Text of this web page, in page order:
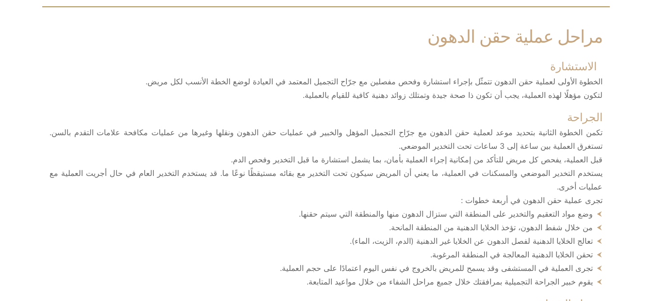
مراحل عملية حقن الدهون
الاستشارة
الخطوة الأولى لعملية حقن الدهون تتمثّل بإجراء استشارة وفحص مفصلين مع جرّاح التجميل المعتمد في العيادة لوضع الخطة الأنسب لكل مريض.
لتكون مؤهلًا لهذه العملية، يجب أن تكون ذا صحة جيدة وتمتلك زوائد دهنية كافية للقيام بالعملية.
الجراحة
تكمن الخطوة الثانية بتحديد موعد لعملية حقن الدهون مع جرّاح التجميل المؤهل والخبير في عمليات حقن الدهون ونقلها وغيرها من عمليات مكافحة علامات التقدم بالسن.
تستغرق العملية بين ساعة إلى 3 ساعات تحت التخدير الموضعي.
قبل العملية، يفحص كل مريض للتأكد من إمكانية إجراء العملية بأمان، بما يشمل استشارة ما قبل التخدير وفحص الدم.
يستخدم التخدير الموضعي والمسكنات في العملية، ما يعني أن المريض سيكون تحت التخدير مع بقائه مستيقظًا نوعًا ما. قد يستخدم التخدير العام في حال أجريت العملية مع
عمليات أخرى.
تجرى عملية حقن الدهون في أربعة خطوات :
وضع مواد التعقيم والتخدير على المنطقة التي ستزال الدهون منها والمنطقة التي سيتم حقنها.
من خلال شفط الدهون، تؤخذ الخلايا الدهنية من المنطقة المانحة.
تعالج الخلايا الدهنية لفصل الدهون عن الخلايا غير الدهنية (الدم، الزيت، الماء).
تحقن الخلايا الدهنية المعالجة في المنطقة المرغوبة.
تجرى العملية في المستشفى وقد يسمح للمريض بالخروج في نفس اليوم اعتمادًا على حجم العملية.
يقوم خبير الجراحة التجميلية بمرافقتك خلال جميع مراحل الشفاء من خلال مواعيد المتابعة.